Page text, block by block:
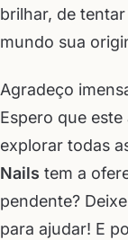
brilhar, de
mundo sua
Agradeço
Espero que
explorar todas
Nails tem a
pendente?
para ajudar! E